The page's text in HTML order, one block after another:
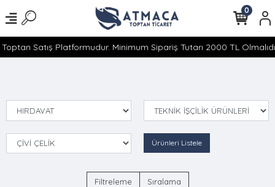
Satış Platformudur. Minimum Sipariş Tutarı 2000 TL
0
Ürünleri Listele
Filtreleme Sıralama